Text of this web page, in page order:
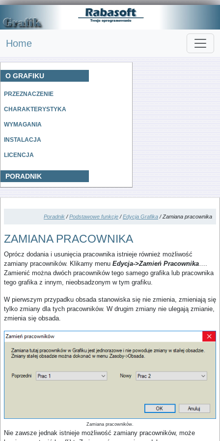
Home
O GRAFIKU
PRZEZNACZENIE
CHARAKTERYSTYKA
WYMAGANIA
INSTALACJA
LICENCJA
PORADNIK
Poradnik /Podstawowe funkcje /Edycja Grafika / Zamiana pracownika
ZAMIANA PRACOWNIKA
Oprócz dodania i usunięcia pracownika istnieje również możliwość
zamiany pracowników. Klikamy menu Edycja->Zamień Pracownika
Zamienić można dwóch pracowników tego samego grafika lub pracownika
tego grafika z innym, nieobsadzonym w tym grafiku.
W pierwszym przypadku obsada stanowiska się nie zmienia, zmieniają się
tylko zmiany dla tych pracowników. W drugim zmiany nie ulegają zmianie,
zmienia się obsada.
Zamiana pracowników.
Nie zawsze jednak istnieje możliwość zamiany pracowników, może